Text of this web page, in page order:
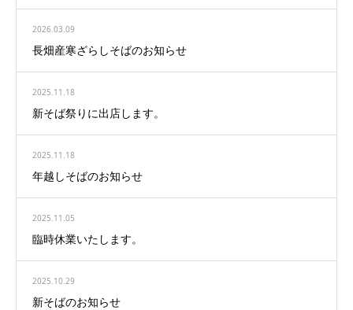
2026.03.09
長畑産寒ざらしそばのお知らせ
2025.11.18
新そば祭りに出店します。
2025.11.18
年越しそばのお知らせ
2025.11.05
臨時休業いたします。
2025.10.29
新そばのお知らせ